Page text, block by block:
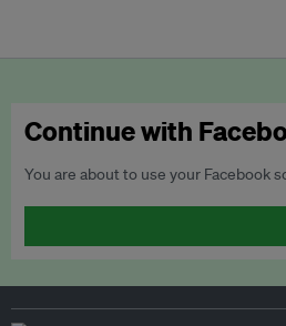
Continue with
You are about to use your Facebook